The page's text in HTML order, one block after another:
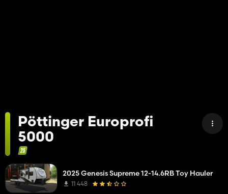
Pöttinger Europrofi
5000
2025 Genesis Supreme 12-14.6RB Toy Hauler
11 448